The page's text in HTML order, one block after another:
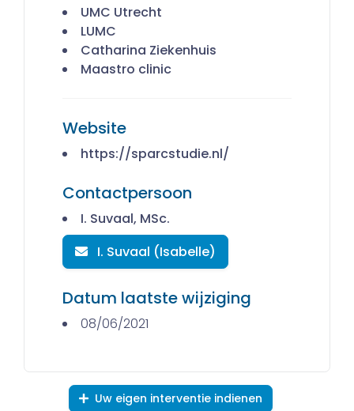
UMC Utrecht
LUMC
Catharina Ziekenhuis
Maastro clinic
Website
https://sparcstudie.nl/
Contactpersoon
I. Suvaal, MSc.
I. Suvaal (Isabelle)
Datum laatste wijziging
08/06/2021
Uw eigen interventie indienen